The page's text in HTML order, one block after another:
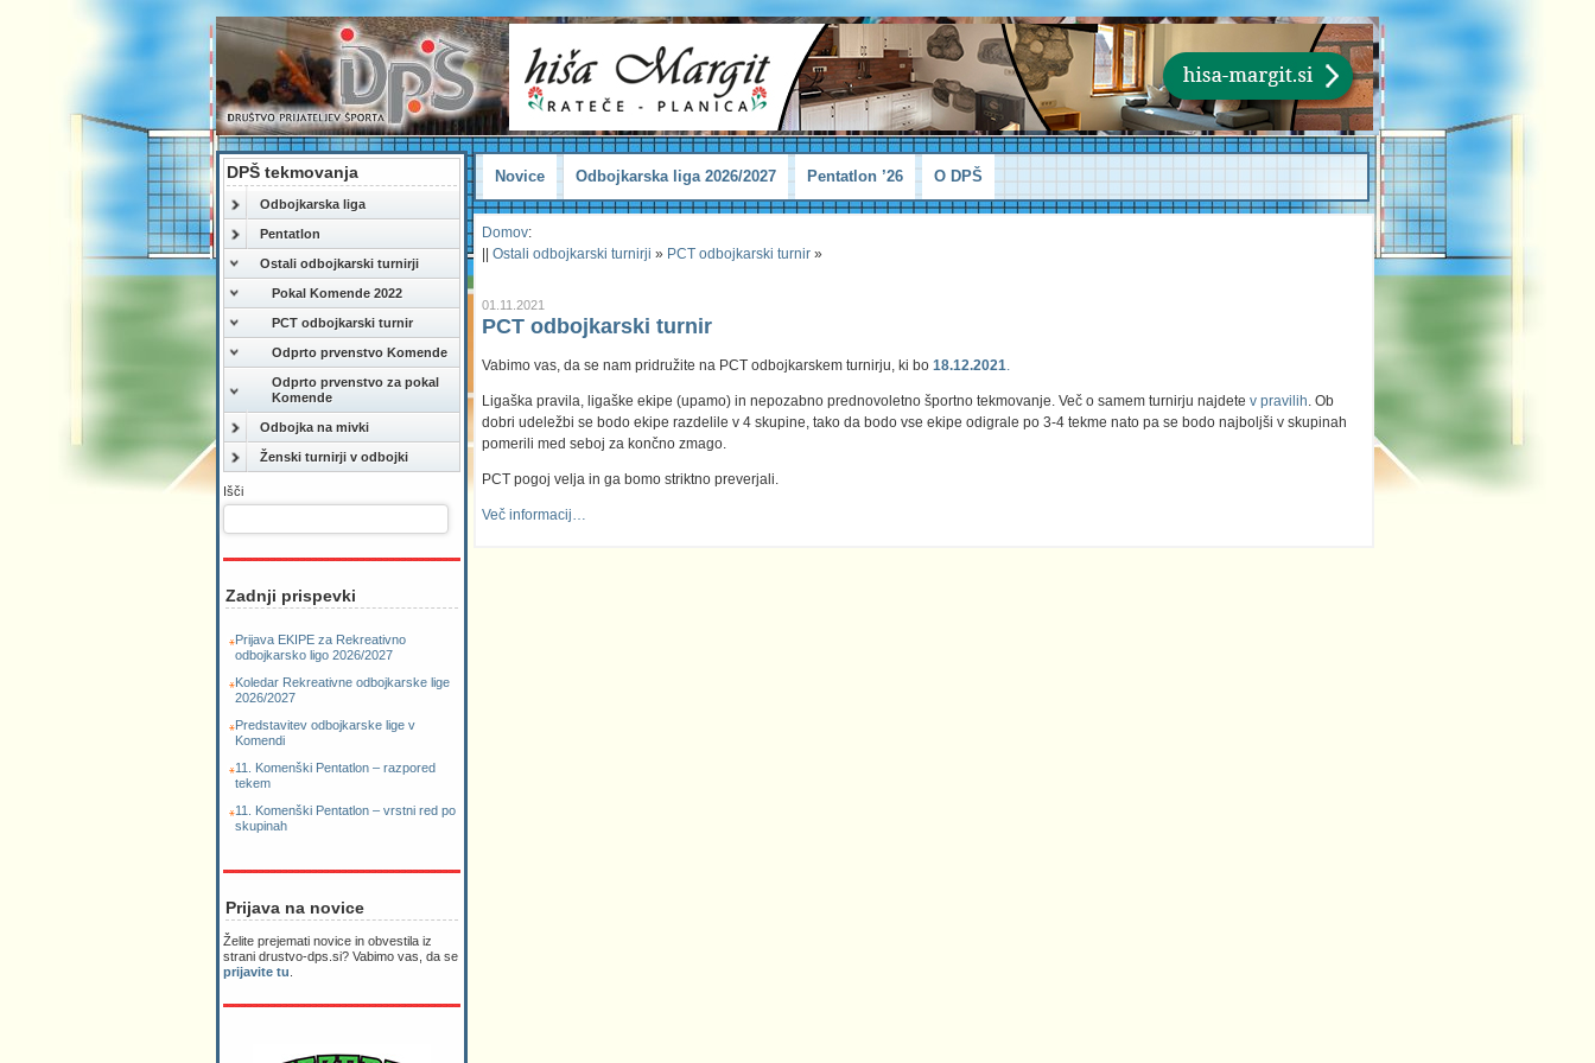
DPŠ tekmovanja
Odbojkarska liga
Pentatlon
Ostali odbojkarski turnirji
Pokal Komende 2022
PCT odbojkarski turnir
Odprto prvenstvo Komende
Odprto prvenstvo za pokal
Komende
Odbojka na mivki
Ženski turnirji v odbojki
Išči
Zadnji prispevki
Prijava EKIPE za Rekreativno
odbojkarsko ligo 2026/2027
Koledar Rekreativne odbojkarske lige
2026/2027
Predstavitev odbojkarske lige v
Komendi
11. Komenški Pentatlon – razpored
tekem
11. Komenški Pentatlon – vrstni red po
skupinah
Prijava na novice
Želite prejemati novice in obvestila iz
strani drustvo-dps.si? Vabimo vas, da se
prijavite tu
Novice Odbojkarska liga 2026/2027 Pentatlon ’26 O DPŠ
Domov:
Ostali odbojkarski turnirji » PCT odbojkarski turnir »
01.11.2021
PCT odbojkarski turnir
Vabimo vas, da se nam pridružite na PCT odbojkarskem turnirju, ki bo 18.12.2021.
Ligaška pravila, ligaške ekipe (upamo) in nepozabno prednovoletno športno tekmovanje. Več o samem turnirju najdete v pravilih. Ob
dobri udeležbi se bodo ekipe razdelile v 4 skupine, tako da bodo vse ekipe odigrale po 3-4 tekme nato pa se bodo najboljši v skupinah
pomerili med seboj za končno zmago.
PCT pogoj velja in ga bomo striktno preverjali.
Več informacij…